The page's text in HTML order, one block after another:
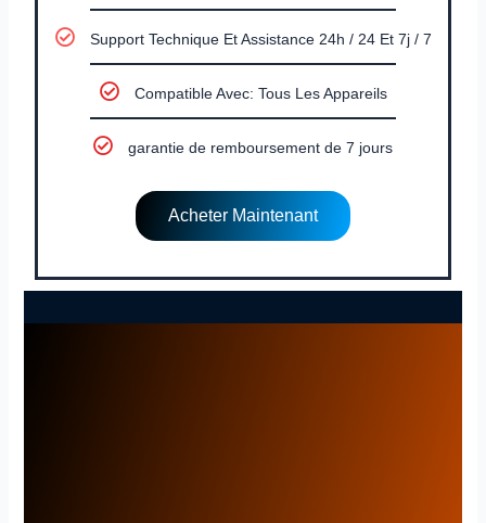
Support Technique Et Assistance 24h / 24 Et 7j / 7
Compatible Avec: Tous Les Appareils
garantie de remboursement de 7 jours
Acheter Maintenant